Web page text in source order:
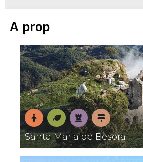
A prop
En
família
NaturaPatrimoni
Pobles
amb
encant
Santa Maria de Besora